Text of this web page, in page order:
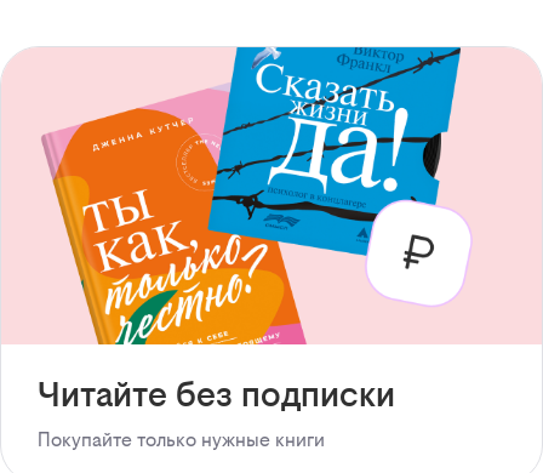
Читайте без подписки
Покупайте только нужные книги